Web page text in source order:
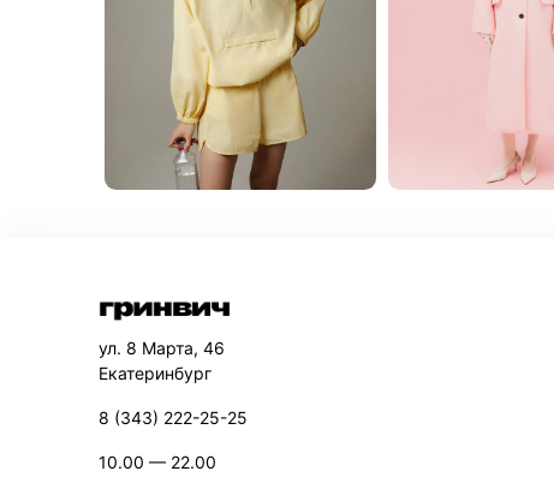
ул. 8 Марта, 46
Екатеринбург
8 (343) 222-25-25
10.00 — 22.00